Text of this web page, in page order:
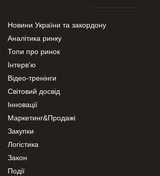
Новини України та закордону
Аналітика ринку
Топи про ринок
Інтерв’ю
Відео-тренінги
Світовий досвід
Інновації
Маркетинг&Продажі
Закупки
Логістика
Закон
Події